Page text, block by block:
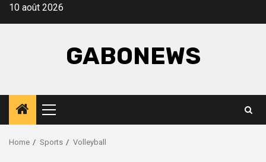
Skip10 août 2026
GABONEWS
Primary
Menu
Home Sports Volleyball